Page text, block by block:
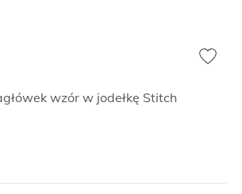
wzór w jodełkę Stitch